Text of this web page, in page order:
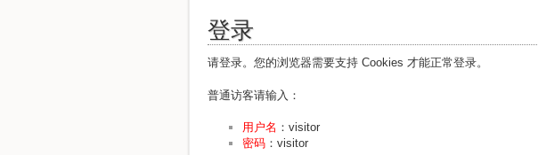
登录
请登录。您的浏览器需要支持 Cookies 才能正常登录。
普通访客请输入：
用户名 ：visitor
密码 ：visitor